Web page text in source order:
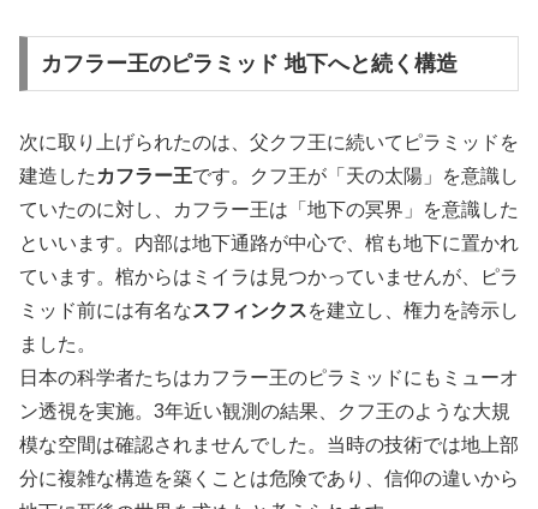
カフラー王のピラミッド 地下へと続く構造
次に取り上げられたのは、父クフ王に続いてピラミッドを
建造した カフラー王です。クフ王が「天の太陽」を意識し
ていたのに対し、カフラー王は「地下の冥界」を意識した
といいます。内部は地下通路が中心で、棺も地下に置かれ
ています。棺からはミイラは見つかっていませんが、ピラ
ミッド前には有名なスフィンクスを建立し、権力を誇示し
ました。
日本の科学者たちはカフラー王のピラミッドにもミューオ
ン透視を実施。3年近い観測の結果、クフ王のような大規
模な空間は確認されませんでした。当時の技術では地上部
分に複雑な構造を築くことは危険であり、信仰の違いから